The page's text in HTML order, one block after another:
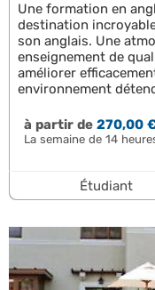
Une formation en
destination
son anglais. Une
enseignement de
améliorer
environnement
à partir de270,00
La semaine de 14
Étudiant